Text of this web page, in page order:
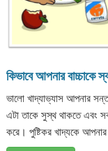
কিভাবে আপনার বাচ্চাকে
ভালো খাদ্যাভ্যাস আপনার
এটা তাকে সুস্থ থাকতে এবং
করে। পুষ্টিকর খাদ্যকে